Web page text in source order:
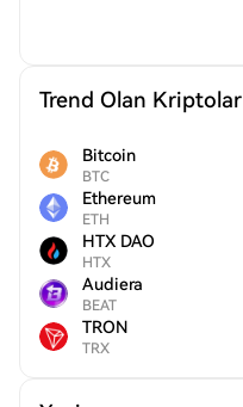
Trend Olan Kriptolar
Bitcoin
BTC
Ethereum
ETH
HTX DAO
HTX
Audiera
BEAT
TRON
TRX